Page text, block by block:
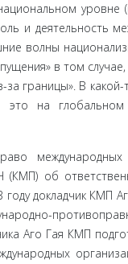
уровне
и деятельность
волны
в том
границы». В
это на
международных
(КМП) об
докладчик КМП
Аго Гая КМП